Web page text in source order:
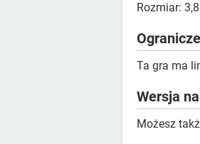
Rozmiar:
Ta gra ma
Wersja
Możesz